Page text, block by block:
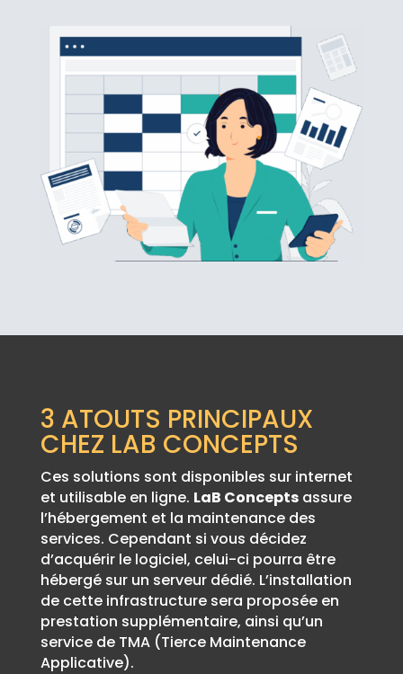
3 ATOUTS PRINCIPAUX
CHEZ LAB CONCEPTS
Ces solutions sont disponibles sur internet
et utilisable en ligne. LaB Conceptsassure
l’hébergement et la maintenance des
services. Cependant si vous décidez
d’acquérir le logiciel, celui-ci pourra être
hébergé sur un serveur dédié. L’installation
de cette infrastructure sera proposée en
prestation supplémentaire, ainsi qu’un
service de TMA (Tierce Maintenance
Applicative).